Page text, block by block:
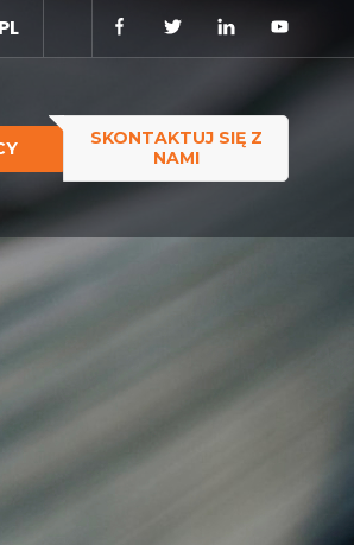
PL
SKONTAKTUJ SIĘ Z
NAMI